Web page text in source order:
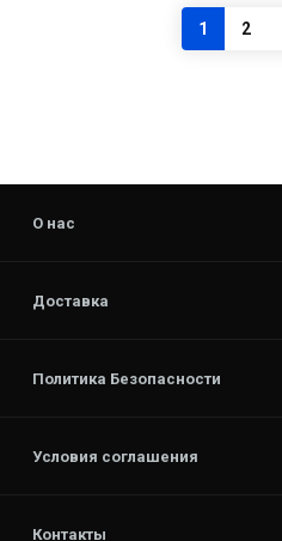
1 2
О нас
Доставка
Политика Безопасности
Условия соглашения
Контакты